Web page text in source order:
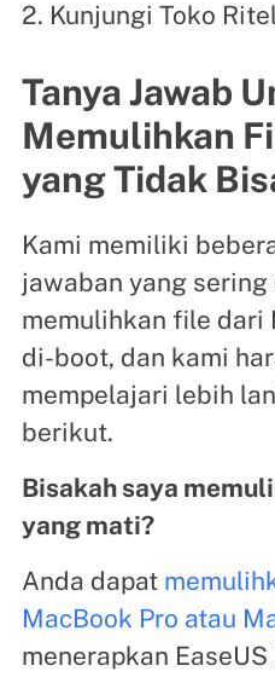
2. Kunjungi Toko
Tanya Jawab
Memulihkan
yang Tidak
Kami memiliki
jawaban yang
memulihkan file dari
di-boot, dan kami
mempelajari lebih
berikut.
Bisakah saya
yang mati?
Anda dapat
MacBook Pro atau
menerapkan